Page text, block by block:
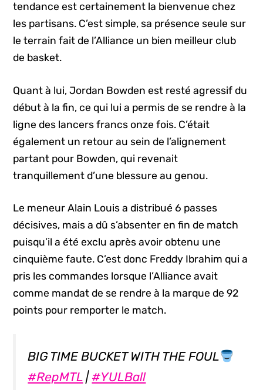
tendance est certainement la bienvenue chez
les partisans. C’est simple, sa présence seule sur
le terrain fait de l’Alliance un bien meilleur club
de basket.
Quant à lui, Jordan Bowden est resté agressif du
début à la fin, ce qui lui a permis de se rendre à la
ligne des lancers francs onze fois. C’était
également un retour au sein de l’alignement
partant pour Bowden, qui revenait
tranquillement d’une blessure au genou.
Le meneur Alain Louis a distribué 6 passes
décisives, mais a dû s’absenter en fin de match
puisqu’il a été exclu après avoir obtenu une
cinquième faute. C’est donc Freddy Ibrahim qui a
pris les commandes lorsque l’Alliance avait
comme mandat de se rendre à la marque de 92
points pour remporter le match.
BIG TIME BUCKET WITH THE FOUL
#RepMTL | #YULBall